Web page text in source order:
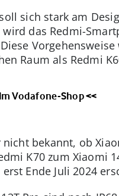
sich stark am
wird das Redmi-
Raum als Redmi
Vodafone-Shop <<
bekannt, ob
K70 zum Xiaomi
Ende Juli 2024